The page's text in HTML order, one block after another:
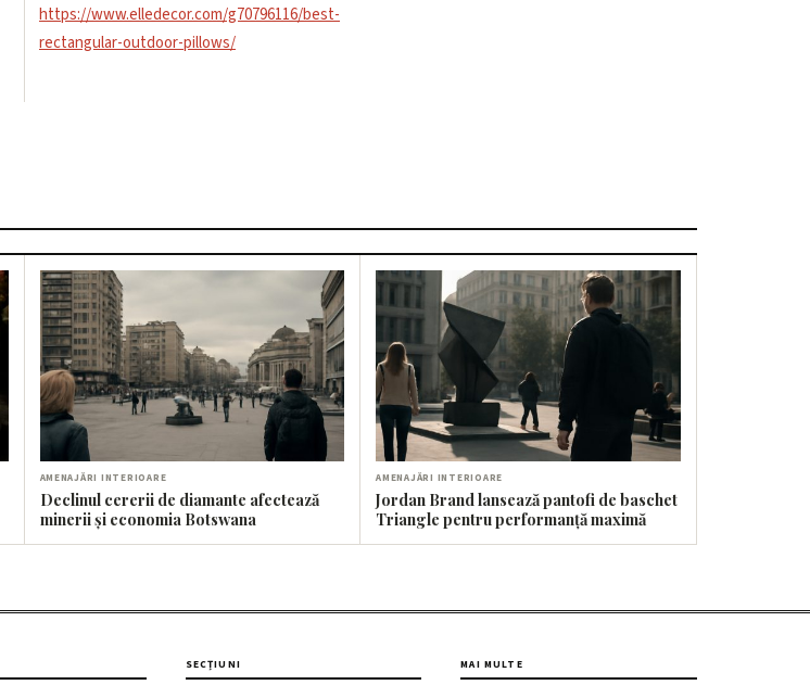
https://www.elledecor.com/g70796116/best-
rectangular-outdoor-pillows/
AMENAJĂRI INTERIOARE
Declinul cererii de diamante afectează
minerii și economia Botswana
AMENAJĂRI INTERIOARE
Jordan Brand lansează pantofi de baschet
Triangle pentru performanță maximă
SECȚIUNI MAI MULTE